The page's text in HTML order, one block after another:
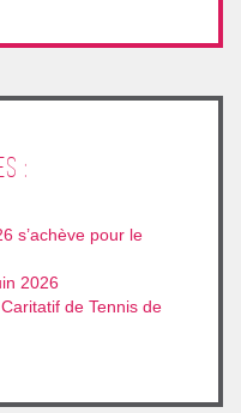
:
s’achève pour le
2026
de Tennis de